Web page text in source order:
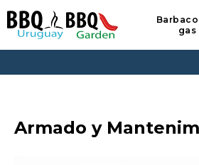
gas
Armado y